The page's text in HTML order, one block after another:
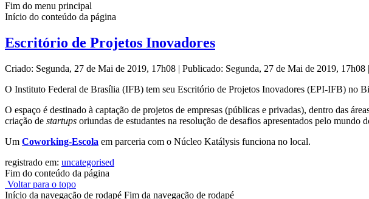
Fim do menu principal
Início do conteúdo da página
Escritório de Projetos Inovadores
Criado: Segunda, 27 de Mai de 2019, 17h08 | Publicado: Segunda, 27 de Mai de 2019, 17h08 |
O Instituto Federal de Brasília (IFB) tem seu Escritório de Projetos Inovadores (EPI-IFB) no
O espaço é destinado à captação de projetos de empresas (públicas e privadas), dentro das
criação de startups oriundas de estudantes na resolução de desafios apresentados pelo mundo
Um Coworking-Escola em parceria com o Núcleo Katálysis funciona no local.
registrado em: uncategorised
Fim do conteúdo da página
Voltar para o topo
Início da navegação de rodapé Fim da navegação de rodapé